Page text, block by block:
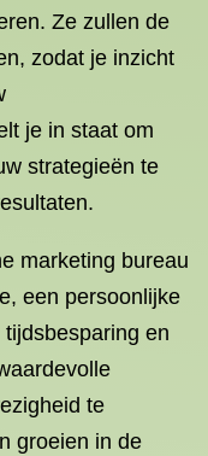
Ze zullen de
zodat je inzicht
je in staat om
strategieën te
marketing bureau
een persoonlijke
en
te
groeien in de